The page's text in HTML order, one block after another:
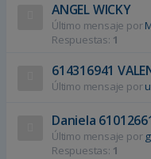
ANGEL WICKY
Último mensaje por
Respuestas: 1
614316941
Último mensaje por
Daniela
Último mensaje por
Respuestas: 1